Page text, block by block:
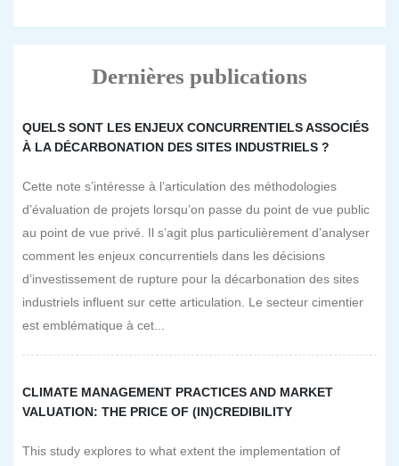
Dernières publications
QUELS SONT LES ENJEUX CONCURRENTIELS ASSOCIÉS
À LA DÉCARBONATION DES SITES INDUSTRIELS ?
Cette note s’intéresse à l’articulation des méthodologies
d’évaluation de projets lorsqu’on passe du point de vue public
au point de vue privé. Il s’agit plus particulièrement d’analyser
comment les enjeux concurrentiels dans les décisions
d’investissement de rupture pour la décarbonation des sites
industriels influent sur cette articulation. Le secteur cimentier
est emblématique à cet...
CLIMATE MANAGEMENT PRACTICES AND MARKET
VALUATION: THE PRICE OF (IN)CREDIBILITY
This study explores to what extent the implementation of